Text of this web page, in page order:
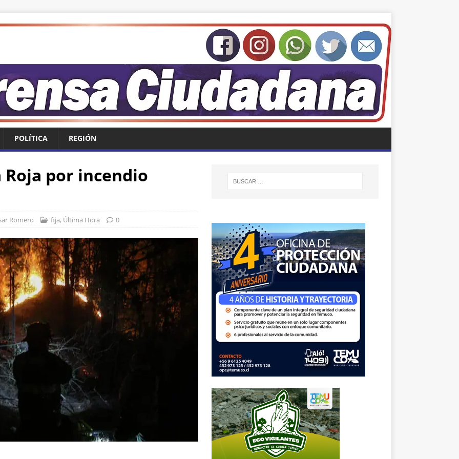
POLÍTICA REGIÓN
por incendio
Romero fija, Última Hora 0